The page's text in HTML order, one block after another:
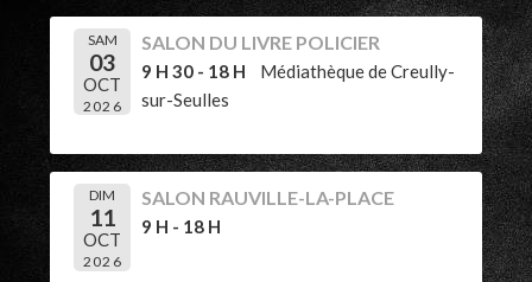
SAM
03
OCT
2026
SALON DU LIVRE POLICIER
9 H 30 - 18 H
Médiathèque de Creully-
sur-Seulles
DIM
11
OCT
2026
SALON RAUVILLE-LA-PLACE
9 H - 18 H